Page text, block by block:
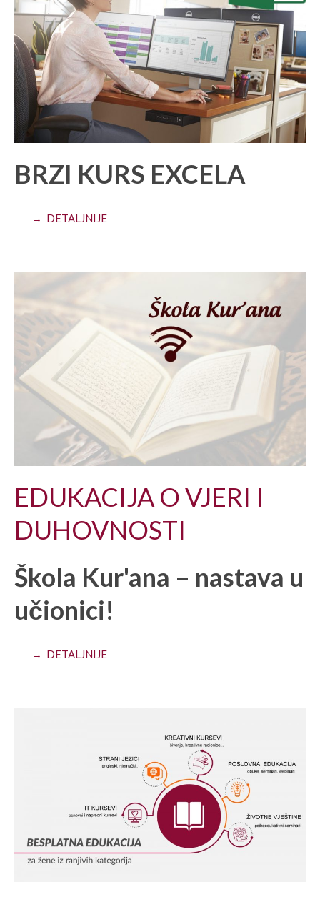
BRZI KURS EXCELA
→ DETALJNIJE
EDUKACIJA O VJERI I
DUHOVNOSTI
Škola Kur'ana – nastava u
učionici!
→ DETALJNIJE